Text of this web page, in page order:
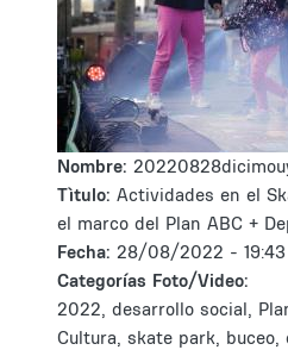
Nombre:
Tìtulo: Actividades en el
el marco del Plan ABC +
Fecha: 28/08/2022 - 19:43
Categorías Foto/Video:
2022, desarrollo social,
Cultura, skate park,